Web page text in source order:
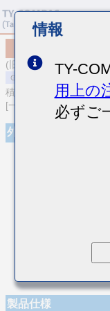
(旧品番
積層セラミックコンデ
[一般用 積層セラミック
外観
製品仕様
情報
TY-
用上の
必ずご